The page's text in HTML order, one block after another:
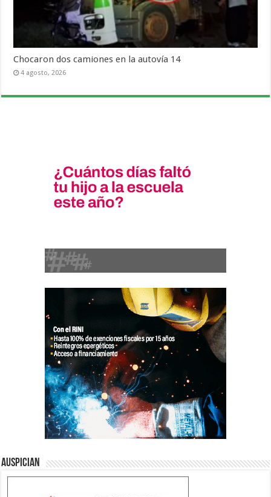
Chocaron dos camiones en la autovía 14
4 agosto, 2026
Auspician